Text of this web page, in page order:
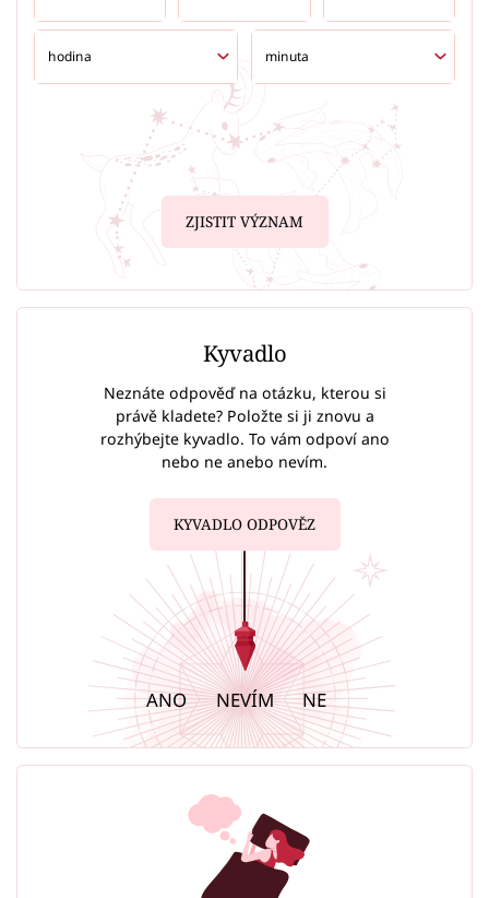
ZJISTIT VÝZNAM
Kyvadlo
Neznáte odpověď na otázku, kterou si
právě kladete? Položte si ji znovu a
rozhýbejte kyvadlo. To vám odpoví ano
nebo ne anebo nevím.
KYVADLO ODPOVĚZ
ANO NEVÍM NE